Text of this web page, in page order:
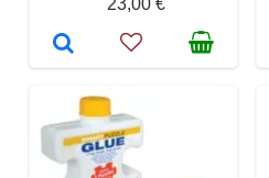
23,00 €